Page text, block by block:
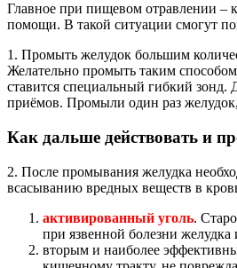
Главное при пищевом отравлении –
помощи. В такой ситуации смогут
1. Промыть желудок большим
Желательно промыть таким
ставится специальный гибкий
приёмов. Промыли один раз желудок,
Как дальше действовать и
2. После промывания желудка
всасыванию вредных веществ в
активированный уголь.
при язвенной болезни
вторым и наиболее